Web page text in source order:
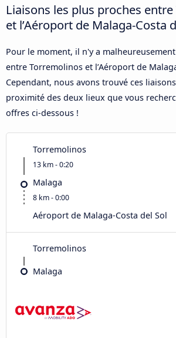
Liaisons les plus proches
et l’Aéroport de Malaga-Costa
Pour le moment, il n'y a
entre Torremolinos et l’Aéroport de
Cependant, nous avons trouvé ces
proximité des deux lieux que vous
offres ci-dessous !
Torremolinos
13 km - 0:20
Malaga
8 km - 0:00
Aéroport de Malaga-Costa del Sol
Torremolinos
Malaga